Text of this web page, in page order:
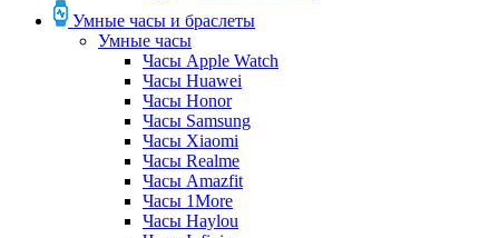
Умные часы и браслеты
Умные часы
Часы Apple Watch
Часы Huawei
Часы Honor
Часы Samsung
Часы Xiaomi
Часы Realme
Часы Amazfit
Часы 1More
Часы Haylou